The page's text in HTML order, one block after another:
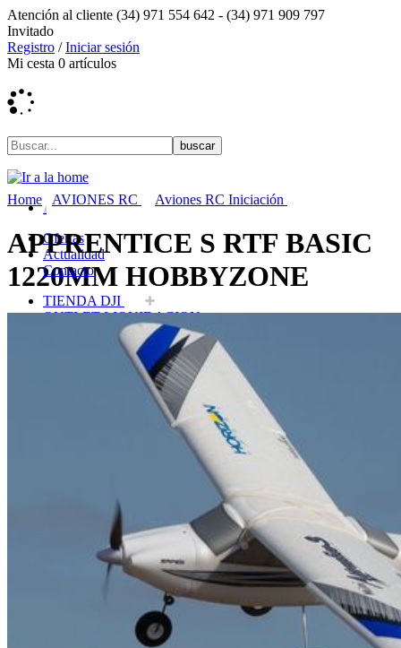
Atención al cliente (34) 971 554 642 - (34) 971 909 797
Invitado
Registro /Iniciar sesión
Mi cesta 0 artículos
Ofertas
Actualidad
Contacto
TIENDA DJI
OUTLET LIQUIDACION
DRONES Y FPV
AVIONES RC
HELICOPTEROS RC
BATERIAS Y CARGADORES
JUEGOS MESA, CONSTRUCCION, PUZZLES
FILAMENTO IMPRESORA 3D
MOTORES Y ACCESORIOS
ACCESORIOS, HERRAMIENTAS, PINTURAS,
MATERIALES
MAQUETAS ESTÁTICAS Y COLECCIÓN
ROBOTICA Y GADGETS ELECTRÓNICOS
SLOT Y SCALEXTRIC
USADOS Y LIQUIDACION
SERVICIOS PRESTADOS
Home AVIONES RC Aviones RC Iniciación
APPRENTICE S RTF BASIC
1220MM HOBBYZONE